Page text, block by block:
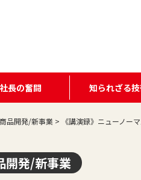
社長の奮闘 知られざる
商品開発/新事業 > 《講演録》ニューノー
開発/新事業